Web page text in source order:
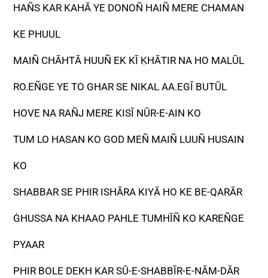
HAÑS KAR KAHĀ YE DONOÑ HAIÑ MERE CHAMAN
KE PHUUL
MAIÑ CHĀHTĀ HUUÑ EK KĪ ḲHĀTIR NA HO MALŪL
RO.EÑGE YE TO GHAR SE NIKAL AA.EGĪ BUTŪL
HOVE NA RAÑJ MERE KISĪ NŪR-E-AIN KO
TUM LO HASAN KO GOD MEÑ MAIÑ LUUÑ HUSAIN
KO
SHABBAR SE PHIR ISHĀRA KIYĀ HO KE BE-QARĀR
ĠHUSSA NA KHAAO PAHLE TUMHĪÑ KO KAREÑGE
PYAAR
PHIR BOLE DEKH KAR SŪ-E-SHABBĪR-E-NĀM-DĀR